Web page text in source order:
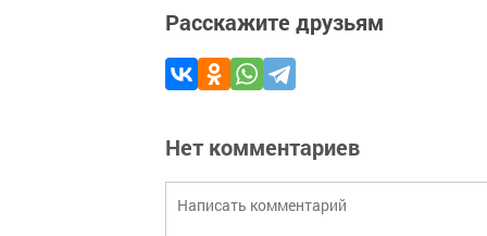
Расскажите друзьям
Нет комментариев